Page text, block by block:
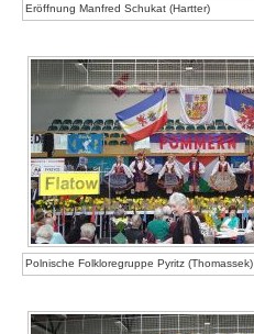
Eröffnung Manfred Schukat (Hartter)
Polnische Folkloregruppe Pyritz (Thomassek)